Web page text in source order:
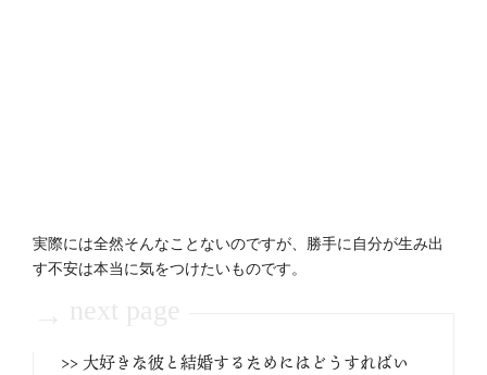
実際には全然そんなことないのですが、勝手に自分が生み出
す不安は本当に気をつけたいものです。
>> 大好きな彼と結婚するためにはどうすればい